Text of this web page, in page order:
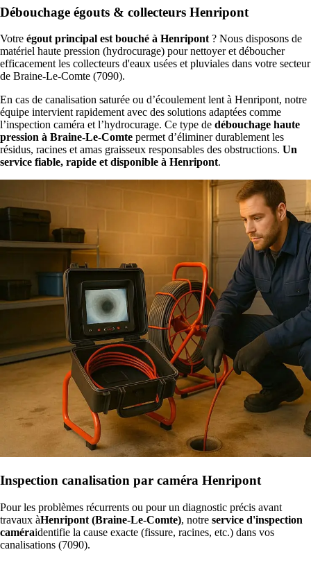
Débouchage égouts & collecteurs Henripont
Votre égout principal est bouché à Henripont ? Nous disposons de
matériel haute pression (hydrocurage) pour nettoyer et déboucher
efficacement les collecteurs d'eaux usées et pluviales dans votre secteur
de Braine-Le-Comte (7090).
En cas de canalisation saturée ou d’écoulement lent à Henripont, notre
équipe intervient rapidement avec des solutions adaptées comme
l’inspection caméra et l’hydrocurage. Ce type de débouchage haute
pression à Braine-Le-Comte permet d’éliminer durablement les
résidus, racines et amas graisseux responsables des obstructions. Un
service fiable, rapide et disponible à Henripont.
Inspection canalisation par caméra Henripont
Pour les problèmes récurrents ou pour un diagnostic précis avant
travaux àHenripont (Braine-Le-Comte), notre service d'inspection
caméraidentifie la cause exacte (fissure, racines, etc.) dans vos
canalisations (7090).